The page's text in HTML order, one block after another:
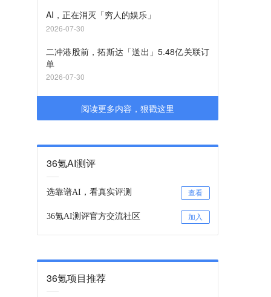
AI，正在消灭「穷人的娱乐」
2026-07-30
二冲港股前，拓斯达「送出」5.48亿关联订
单
2026-07-30
阅读更多内容，狠戳这里
36氪AI测评
选靠谱AI，看真实评测 查看
36氪AI测评官方交流社区 加入
36氪项目推荐